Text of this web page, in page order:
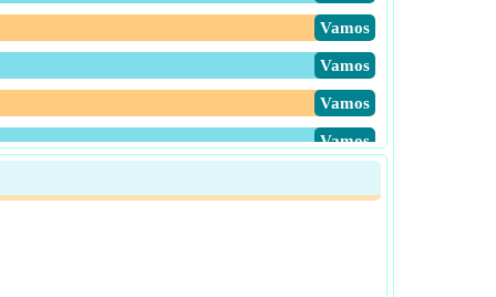
​Vamos
​Vamos
​Vamos
​Vamos